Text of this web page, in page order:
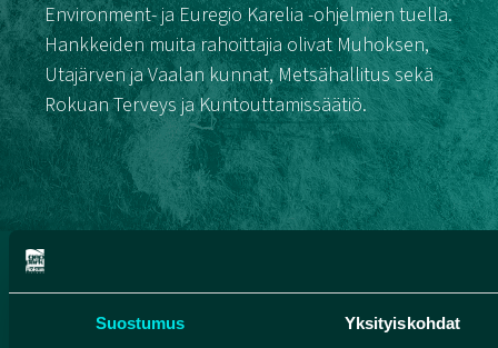
Suostumus Yksityiskohdat
Environment- ja Euregio Karelia -ohjelmien tuella.
Hankkeiden muita rahoittajia olivat Muhoksen,
Utajärven ja Vaalan kunnat, Metsähallitus sekä
Rokuan Terveys ja Kuntouttamissäätiö.